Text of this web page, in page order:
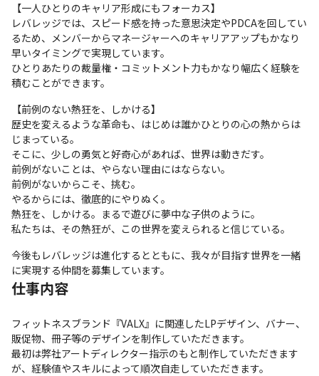
【一人ひとりのキャリア形成にもフォーカス】
レバレッジでは、スピード感を持った意思決定やPDCAを回してい
るため、メンバーからマネージャーへのキャリアアップもかなり
早いタイミングで実現しています。
ひとりあたりの裁量権・コミットメント力もかなり幅広く経験を
積むことができます。
【前例のない熱狂を、しかける】
歴史を変えるような革命も、はじめは誰かひとりの心の熱からは
じまっている。
そこに、少しの勇気と好奇心があれば、世界は動きだす。
前例がないことは、やらない理由にはならない。
前例がないからこそ、挑む。
やるからには、徹底的にやりぬく。
熱狂を、しかける。まるで遊びに夢中な子供のように。
私たちは、その熱狂が、この世界を変えられると信じている。
今後もレバレッジは進化するとともに、我々が目指す世界を一緒
に実現する仲間を募集しています。
仕事内容
フィットネスブランド『VALX』に関連したLPデザイン、バナー、
販促物、冊子等のデザインを制作していただきます。
最初は弊社アートディレクター指示のもと制作していただきます
が、経験値やスキルによって順次自走していただきます。